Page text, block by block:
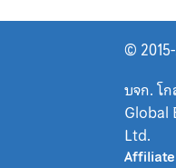
©
บจก. โ
Global
Ltd.
Affiliate